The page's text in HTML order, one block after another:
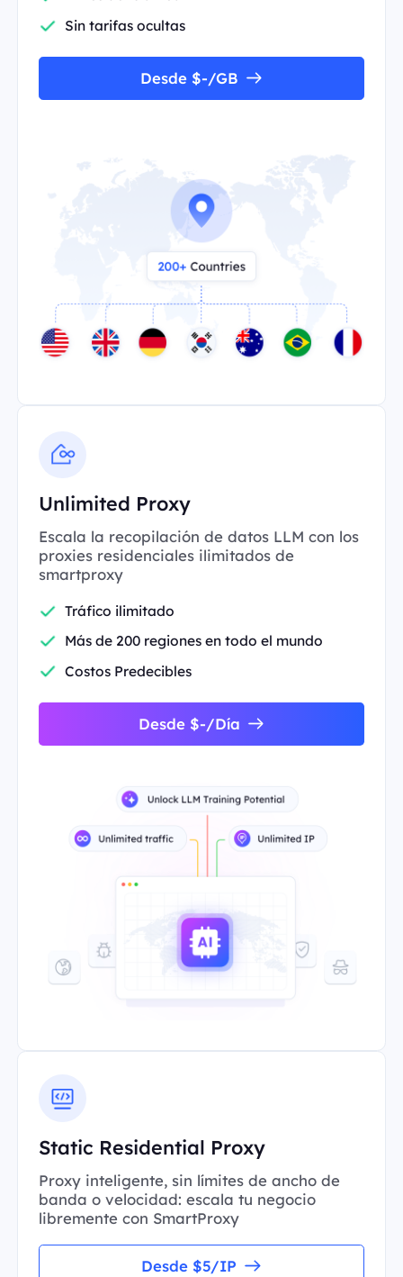
Sin tarifas ocultas
Desde $-/GB
Unlimited Proxy
Escala la recopilación de datos LLM con los
proxies residenciales ilimitados de
smartproxy
Tráfico ilimitado
Más de 200 regiones en todo el mundo
Costos Predecibles
Desde $-/Día
Static Residential Proxy
Proxy inteligente, sin límites de ancho de
banda o velocidad: escala tu negocio
libremente con SmartProxy
Desde $5/IP